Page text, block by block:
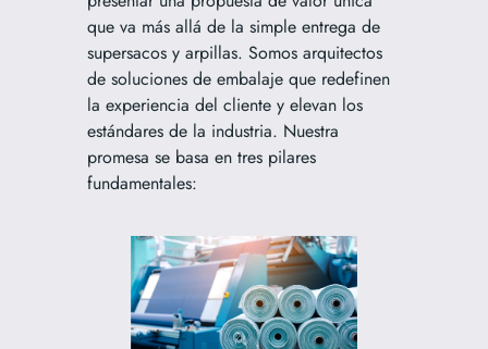
que va más allá de la simple entrega de
supersacos y arpillas. Somos arquitectos
de soluciones de embalaje que redefinen
la experiencia del cliente y elevan los
estándares de la industria. Nuestra
promesa se basa en tres pilares
fundamentales: